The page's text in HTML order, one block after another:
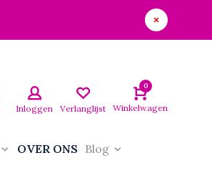
Inloggen Verlanglijst
0
Winkelwagen
OVER ONS Blog